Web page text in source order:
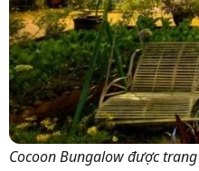
Cocoon Bungalow được